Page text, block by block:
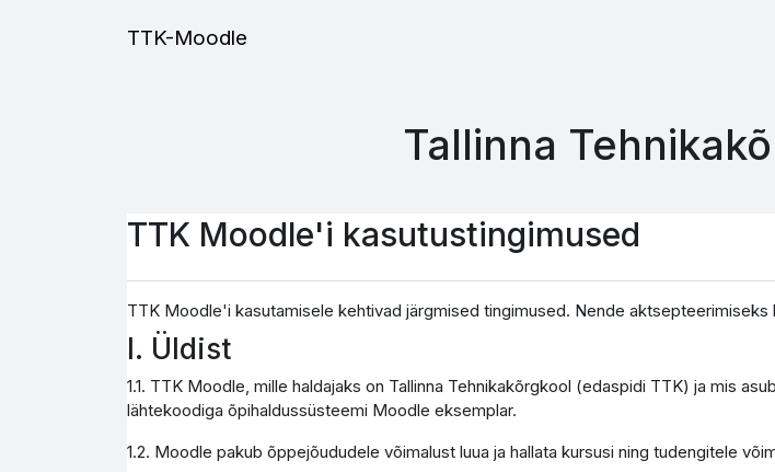
TTK-Moodle
Tallinna
TTK Moodle'i kasutustingimused
TTK Moodle'i kasutamisele kehtivad järgmised tingimused. Nende aktsepteerimiseks
I. Üldist
1.1. TTK Moodle, mille haldajaks on Tallinna Tehnikakõrgkool (edaspidi TTK) ja mis
lähtekoodiga õpihaldussüsteemi Moodle eksemplar.
1.2. Moodle pakub õppejõududele võimalust luua ja hallata kursusi ning tudengitele